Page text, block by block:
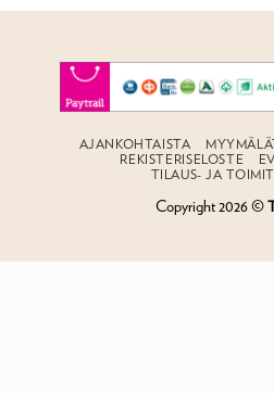
AJANKOHTAISTA
REKISTERISELOSTE
TILAUS- JA
Copyright 2026 ©